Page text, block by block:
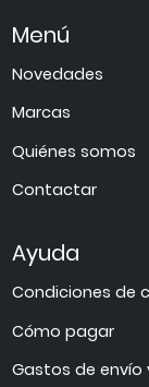
Menú
Novedades
Marcas
Quiénes somos
Contactar
Ayuda
Condiciones de
Cómo pagar
Gastos de